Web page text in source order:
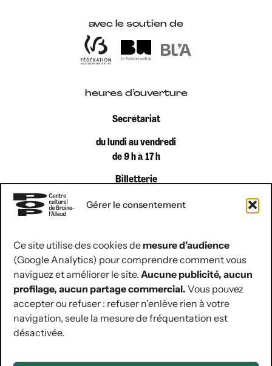
Gérer le consentement
Ce site utilise des cookies de mesure d'audience
(Google Analytics) pour comprendre comment vous
naviguez et améliorer le site. Aucune publicité, aucun
profilage, aucun partage commercial. Vous pouvez
accepter ou refuser : refuser n'enlève rien à votre
navigation, seule la mesure de fréquentation est
désactivée.
avec le soutien de
heures d’ouverture
Secrétariat
du lundi au vendredi
de 9 h à 17 h
Billetterie
du lundi au vendredi
coordonnées de contact
Rue Jules Hans 10
1420 Braine-l’Alleud
02 854 07 30
ASBL POP